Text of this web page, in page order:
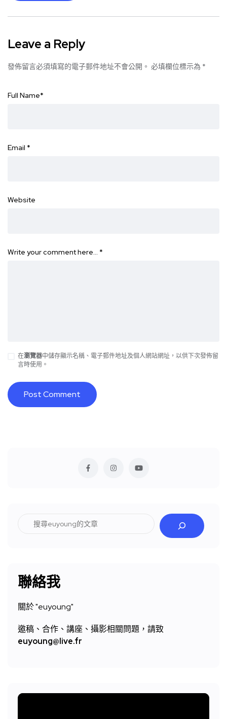
Leave a Reply
發佈留言必須填寫的電子郵件地址不會公開。 必填欄位標示為 *
Full Name*
Email *
Website
Write your comment here… *
在瀏覽器中儲存顯示名稱、電子郵件地址及個人網站網址，以供下次發佈留
言時使用。
聯絡我
關於 "euyoung"
邀稿、合作、講座、攝影相關問題，請致
euyoung@live.fr